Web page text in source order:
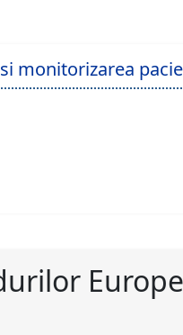
monitorizarea